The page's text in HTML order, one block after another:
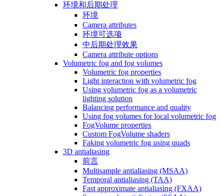
环境和后期处理
环境
Camera attributes
环境可选项
中后期处理效果
Camera attribute options
Volumetric fog and fog volumes
Volumetric fog properties
Light interaction with volumetric fog
Using volumetric fog as a volumetric
lighting solution
Balancing performance and quality
Using fog volumes for local volumetric fog
FogVolume properties
Custom FogVolume shaders
Faking volumetric fog using quads
3D antialiasing
前言
Multisample antialiasing (MSAA)
Temporal antialiasing (TAA)
Fast approximate antialiasing (FXAA)